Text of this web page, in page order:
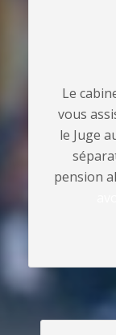
Le
vous
le Juge
pension